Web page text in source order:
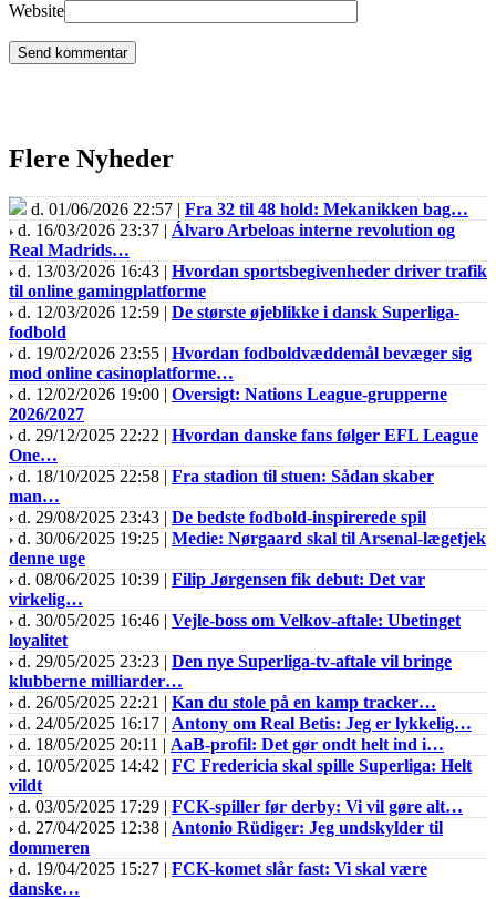
Website
Flere Nyheder
d. 01/06/2026 22:57 | Fra 32 til 48 hold: Mekanikken bag…
d. 16/03/2026 23:37 | Álvaro Arbeloas interne revolution og
Real Madrids…
d. 13/03/2026 16:43 | Hvordan sportsbegivenheder driver trafik
til online gamingplatforme
d. 12/03/2026 12:59 | De største øjeblikke i dansk Superliga-
fodbold
d. 19/02/2026 23:55 | Hvordan fodboldvæddemål bevæger sig
mod online casinoplatforme…
d. 12/02/2026 19:00 | Oversigt: Nations League-grupperne
2026/2027
d. 29/12/2025 22:22 | Hvordan danske fans følger EFL League
One…
d. 18/10/2025 22:58 | Fra stadion til stuen: Sådan skaber
man…
d. 29/08/2025 23:43 | De bedste fodbold-inspirerede spil
d. 30/06/2025 19:25 | Medie: Nørgaard skal til Arsenal-lægetjek
denne uge
d. 08/06/2025 10:39 | Filip Jørgensen fik debut: Det var
virkelig…
d. 30/05/2025 16:46 | Vejle-boss om Velkov-aftale: Ubetinget
loyalitet
d. 29/05/2025 23:23 | Den nye Superliga-tv-aftale vil bringe
klubberne milliarder…
d. 26/05/2025 22:21 | Kan du stole på en kamp tracker…
d. 24/05/2025 16:17 | Antony om Real Betis: Jeg er lykkelig…
d. 18/05/2025 20:11 | AaB-profil: Det gør ondt helt ind i…
d. 10/05/2025 14:42 | FC Fredericia skal spille Superliga: Helt
vildt
d. 03/05/2025 17:29 | FCK-spiller før derby: Vi vil gøre alt…
d. 27/04/2025 12:38 | Antonio Rüdiger: Jeg undskylder til
dommeren
d. 19/04/2025 15:27 | FCK-komet slår fast: Vi skal være
danske…